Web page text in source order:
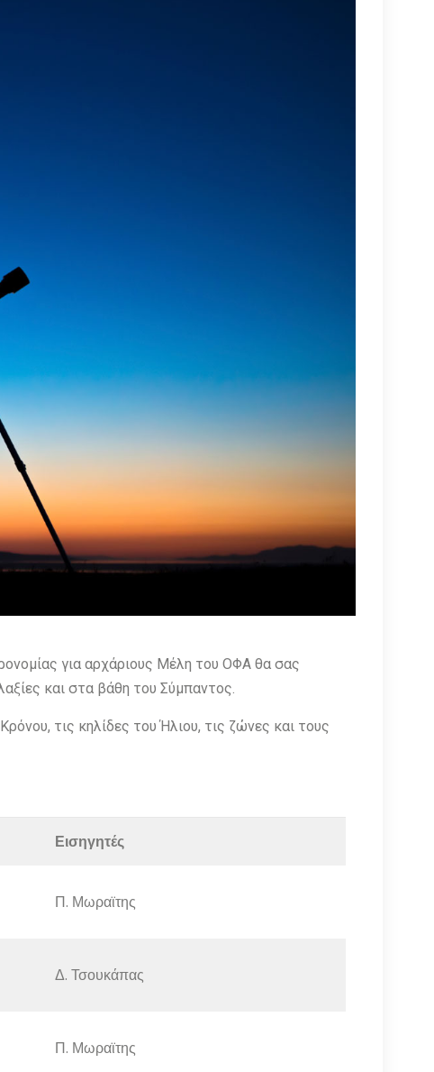
για αρχάριους Μέλη του ΟΦΑ θα σας
και στα βάθη του Σύμπαντος.
τις κηλίδες του Ήλιου, τις ζώνες και τους
Εισηγητές
Π. Μωραϊτης
Δ. Τσουκάπας
Π. Μωραϊτης